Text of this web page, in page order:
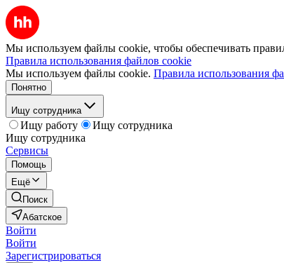
Мы используем файлы cookie, чтобы обеспечивать
Правила использования файлов cookie
Мы используем файлы cookie. Правила использования
Понятно
Ищу сотрудника
Ищу работу
Ищу сотрудника
Ищу сотрудника
Сервисы
Помощь
Ещё
Поиск
Абатское
Войти
Войти
Зарегистрироваться